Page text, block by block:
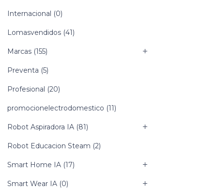
Internacional (0)
Lomasvendidos (41)
Marcas (155)
Preventa (5)
Profesional (20)
promocionelectrodomestico (11)
Robot Aspiradora IA (81)
Robot Educacion Steam (2)
Smart Home IA (17)
Smart Wear IA (0)